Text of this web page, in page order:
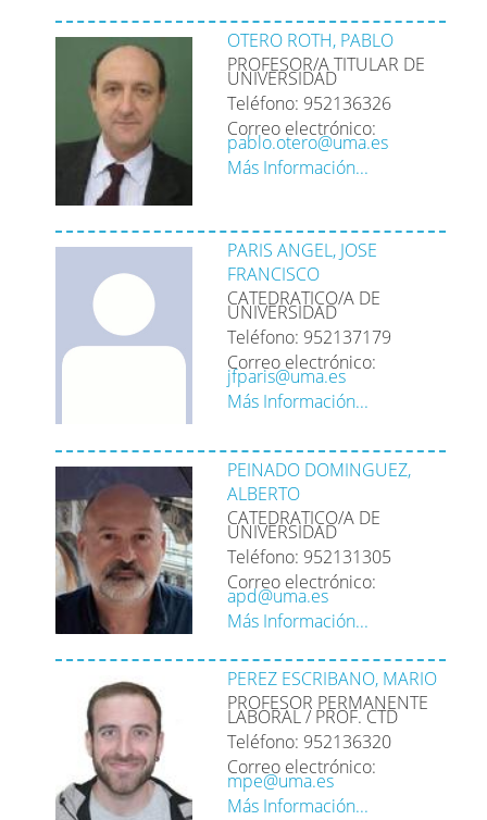
OTERO ROTH, PABLO
PROFESOR/A TITULAR DE
UNIVERSIDAD
Teléfono: 952136326
Correo electrónico:
pablo.otero@uma.es
Más Información...
PARIS ANGEL, JOSE
FRANCISCO
CATEDRATICO/A DE
UNIVERSIDAD
Teléfono: 952137179
Correo electrónico:
jfparis@uma.es
Más Información...
PEINADO DOMINGUEZ,
ALBERTO
CATEDRATICO/A DE
UNIVERSIDAD
Teléfono: 952131305
Correo electrónico:
apd@uma.es
Más Información...
PEREZ ESCRIBANO, MARIO
PROFESOR PERMANENTE
LABORAL / PROF. CTD
Teléfono: 952136320
Correo electrónico:
mpe@uma.es
Más Información...